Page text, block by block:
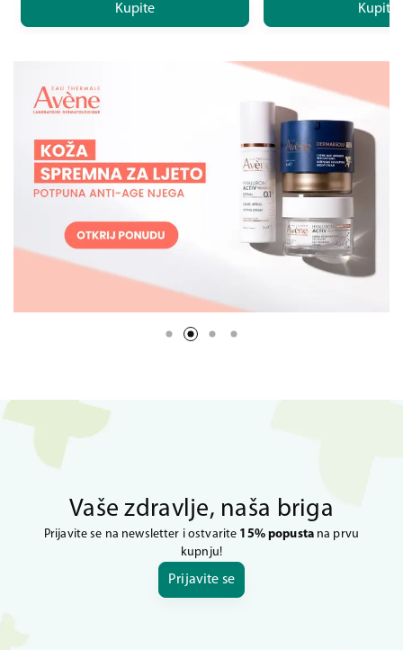
Kupite
Kupite
Vaše zdravlje, naša briga
Prijavite se na newsletter i ostvarite 15% popustana prvu
kupnju!
Prijavite se